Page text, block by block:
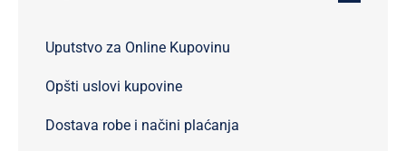
Uputstvo za Online Kupovinu
Opšti uslovi kupovine
Dostava robe i načini plaćanja